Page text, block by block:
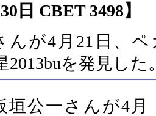
日 CBET 3498】
んが4月21日、
2013buを発見した
垣公一さんが4月